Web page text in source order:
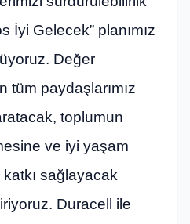
İyi Gelecek” planımız
Değer
tüm paydaşlarımız
toplumun
ve iyi yaşam
katkı sağlayacak
Duracell ile